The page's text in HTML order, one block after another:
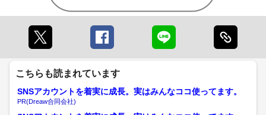
こちらも読まれています
SNSアカウントを着実に成長。実はみんなココ使ってます。
PR(Dreaw合同会社)